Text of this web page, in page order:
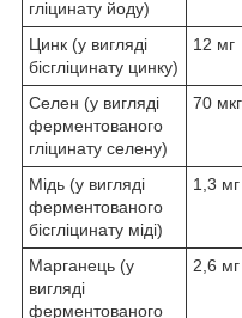
гліцинату йоду)
Цинк (у вигляді
бісгліцинату цинку)
12 мг
Селен (у вигляді
ферментованого
гліцинату селену)
70 мкг
Мідь (у вигляді
ферментованого
бісгліцинату міді)
1,3 мг
Марганець (у
вигляді
ферментованого
2,6 мг